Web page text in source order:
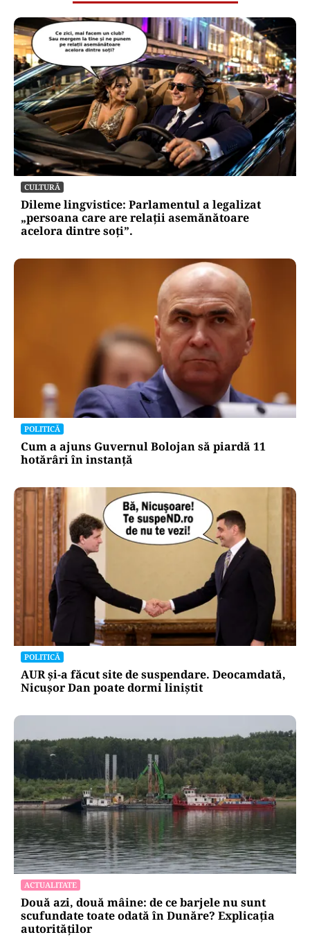
CULTURĂ
Dileme lingvistice: Parlamentul a legalizat
„persoana care are relații asemănătoare
acelora dintre soți”.
POLITICĂ
Cum a ajuns Guvernul Bolojan să piardă 11
hotărâri în instanță
POLITICĂ
AUR și-a făcut site de suspendare. Deocamdată,
Nicușor Dan poate dormi liniștit
ACTUALITATE
Două azi, două mâine: de ce barjele nu sunt
scufundate toate odată în Dunăre? Explicația
autorităților